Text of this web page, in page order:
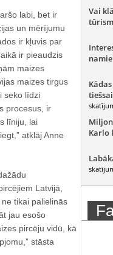
labi, bet ir
un mērījumu
ir kļuvis par
ir pieaudzis
maizes
maizes tirgus
seko līdzi
procesus, ir
līniju, lai
atklāj Anne
Latvijā,
tikai palielinās
jau esošo
pircēju vidū, kā
stāsta
Vai
Karlo